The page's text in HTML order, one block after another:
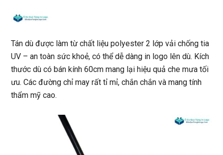
Tán dù được làm từ chất liệu polyester 2 lớp vải chống tia
UV – an toàn sức khoẻ, có thể dễ dàng in logo lên dù. Kích
thước dù có bán kính 60cm mang lại hiệu quả che mưa tối
ưu. Các đường chỉ may rất tỉ mỉ, chắn chắn và mang tính
thẩm mỹ cao.